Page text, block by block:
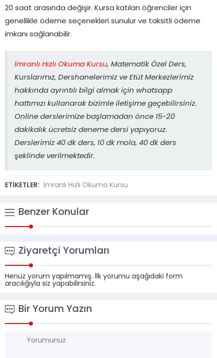
20 saat arasında değişir. Kursa katılan öğrenciler için
genellikle ödeme seçenekleri sunulur ve taksitli ödeme
imkanı sağlanabilir.
İmranlı Hızlı Okuma Kursu, Matematik Özel Ders,
Kurslarımız, Dershanelerimiz ve Etüt Merkezlerimiz
hakkında ayrıntılı bilgi almak için whatsapp
hattımızı kullanarak bizimle iletişime geçebilirsiniz.
Online derslerimize başlamadan önce 15-20
dakikalık ücretsiz deneme dersi yapıyoruz.
Derslerimiz 40 dk ders, 10 dk mola, 40 dk ders
şeklinde verilmektedir.
ETİKETLER: İmranlı Hızlı Okuma Kursu
Benzer Konular
Ziyaretçi Yorumları
Henüz yorum yapılmamış. İlk yorumu aşağıdaki form
aracılığıyla siz yapabilirsiniz.
Bir Yorum Yazın